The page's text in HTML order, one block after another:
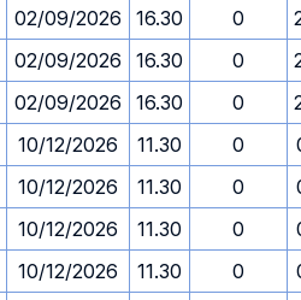
02/09/2026 16.30 0
02/09/2026 16.30 0
02/09/2026 16.30 0
10/12/2026 11.30 0
10/12/2026 11.30 0
10/12/2026 11.30 0
10/12/2026 11.30 0